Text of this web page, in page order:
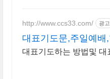
http://www.ccs33.com/ 광고
대표기도문,주일예배
대표기도하는 방법및 대